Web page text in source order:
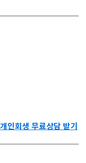
회생 무료상담 받기